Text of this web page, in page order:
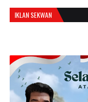
IKLAN SEKWAN